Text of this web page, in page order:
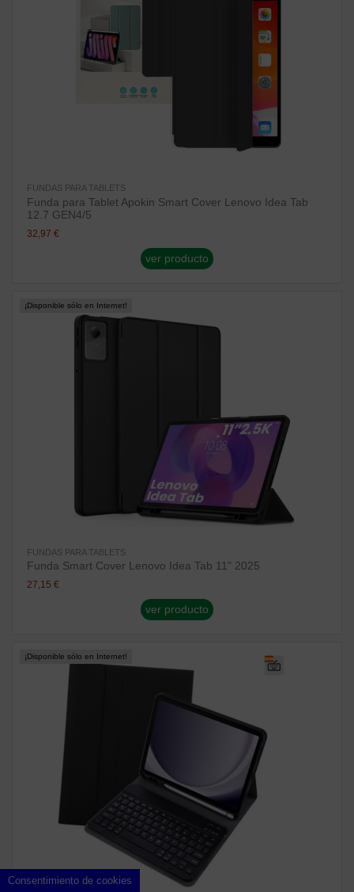
FUNDAS PARA TABLETS
Funda para Tablet Apokin Smart Cover Lenovo Idea Tab
12.7 GEN4/5
32,97 €
ver producto
¡Disponible sólo en Internet!
FUNDAS PARA TABLETS
Funda Smart Cover Lenovo Idea Tab 11" 2025
27,15 €
ver producto
¡Disponible sólo en Internet!
Consentimiento de cookies